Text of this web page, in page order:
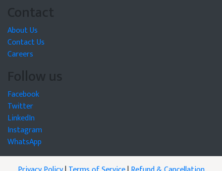
Contact
About Us
Contact Us
Careers
Follow us
Facebook
Twitter
LinkedIn
Instagram
WhatsApp